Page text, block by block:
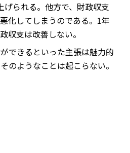
げられる。他方で、財政収支
化してしまうのである。1年
収支は改善しない。
できるといった主張は魅力的
のようなことは起こらない。